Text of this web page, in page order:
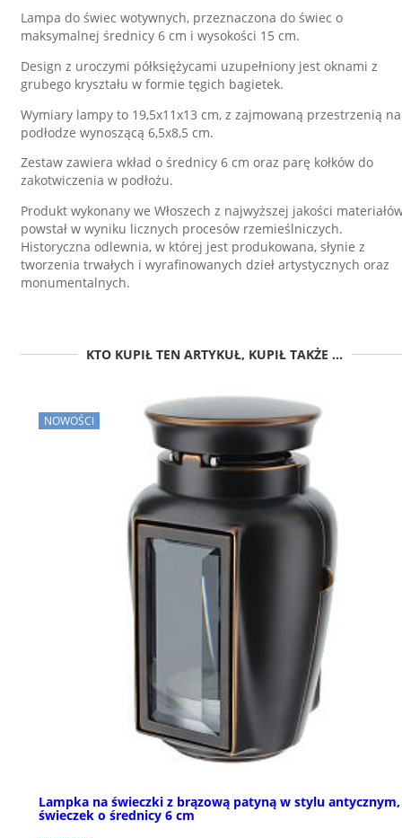
Lampa do świec wotywnych, przeznaczona do świec o
maksymalnej średnicy 6 cm i wysokości 15 cm.
Design z uroczymi półksiężycami uzupełniony jest oknami z
grubego kryształu w formie tęgich bagietek.
Wymiary lampy to 19,5x11x13 cm, z zajmowaną przestrzenią na
podłodze wynoszącą 6,5x8,5 cm.
Zestaw zawiera wkład o średnicy 6 cm oraz parę kołków do
zakotwiczenia w podłożu.
Produkt wykonany we Włoszech z najwyższej jakości
powstał w wyniku licznych procesów rzemieślniczych.
Historyczna odlewnia, w której jest produkowana, słynie z
tworzenia trwałych i wyrafinowanych dzieł artystycznych oraz
monumentalnych.
KTO KUPIŁ TEN ARTYKUŁ, KUPIŁ TAKŻE ...
NOWOŚCI
Lampka na świeczki z brązową patyną w stylu
świeczek o średnicy 6 cm